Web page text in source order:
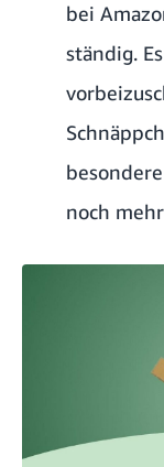
bei
ständig.
noch